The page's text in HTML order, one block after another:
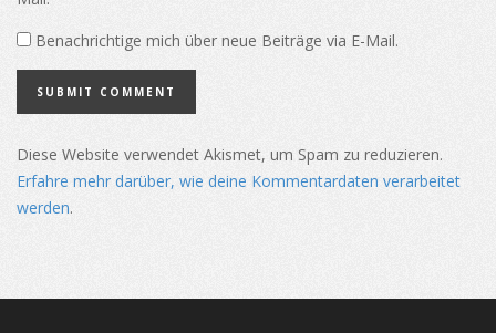
Benachrichtige mich über neue Beiträge via E-Mail.
Diese Website verwendet Akismet, um Spam zu reduzieren.
Erfahre mehr darüber, wie deine Kommentardaten verarbeitet
werden.